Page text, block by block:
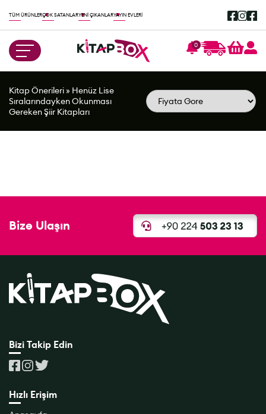
TÜM ÜRÜNLERÇOK SATANLARYENİ ÇIKANLARYAYIN EVLERİ
0
Kitap Önerileri» Henüz Lise
Sıralarındayken Okunması
Gereken Şiir Kitapları
Bize Ulaşın
Bizi Takip Edin
Hızlı Erişim